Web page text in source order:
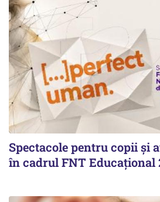
Spectacole pentru copii și
în cadrul FNT Educațional